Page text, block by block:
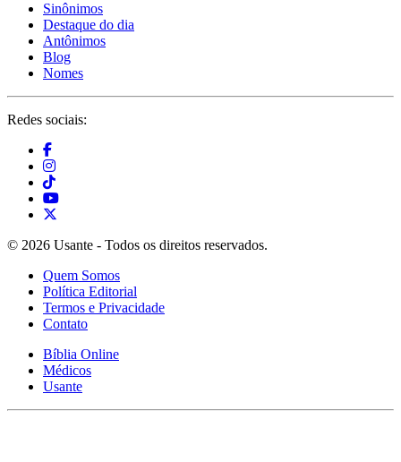
Sinônimos
Destaque do dia
Antônimos
Blog
Nomes
Redes sociais:
© 2026 Usante - Todos os direitos reservados.
Quem Somos
Política Editorial
Termos e Privacidade
Contato
Bíblia Online
Médicos
Usante